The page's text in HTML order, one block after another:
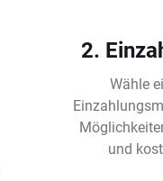
2.
Wähle
und